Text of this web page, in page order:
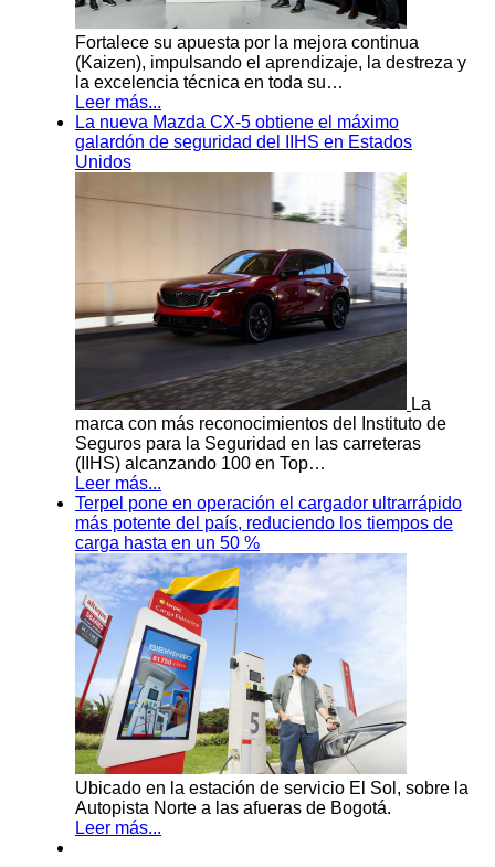
Fortalece su apuesta por la mejora continua
(Kaizen), impulsando el aprendizaje, la destreza y
la excelencia técnica en toda su…
Leer más...
La nueva Mazda CX-5 obtiene el máximo
galardón de seguridad del IIHS en Estados
Unidos
La
marca con más reconocimientos del Instituto de
Seguros para la Seguridad en las carreteras
(IIHS) alcanzando 100 en Top…
Leer más...
Terpel pone en operación el cargador ultrarrápido
más potente del país, reduciendo los tiempos de
carga hasta en un 50 %
Ubicado en la estación de servicio El Sol, sobre la
Autopista Norte a las afueras de Bogotá.
Leer más...